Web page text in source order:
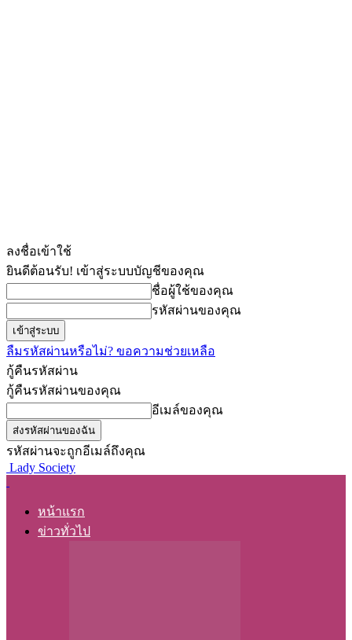
ลงชื่อเข้าใช้
ยินดีต้อนรับ! เข้าสู่ระบบบัญชีของคุณ
ชื่อผู้ใช้ของคุณ
รหัสผ่านของคุณ
ลืมรหัสผ่านหรือไม่? ขอความช่วยเหลือ
กู้คืนรหัสผ่าน
กู้คืนรหัสผ่านของคุณ
อีเมล์ของคุณ
รหัสผ่านจะถูกอีเมล์ถึงคุณ
Lady Society
หน้าแรก
ข่าวทั่วไป